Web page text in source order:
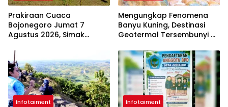
Prakiraan Cuaca
Bojonegoro Jumat 7
Agustus 2026, Simak
Mengungkap Fenomena
Banyu Kuning, Destinasi
Geotermal Tersembunyi di
Infotaiment Infotaiment